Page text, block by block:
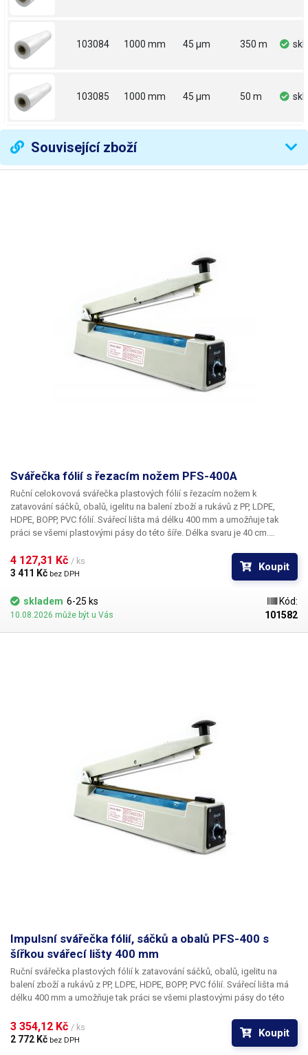
103084 1000 mm 45 µm 350 m
103085 1000 mm 45 µm 50 m
Související zboží
Svářečka fólií s řezacím nožem PFS-400A
Ruční celokovová svářečka plastových fólií s řezacím nožem k
zatavování sáčků, obalů, igelitu na balení zboží a rukávů z PP, LDPE,
HDPE, BOPP, PVC fólií. Svářecí lišta má délku 400 mm a umožňuje tak
práci se všemi plastovými pásy do této šíře. Délka svaru je 40 cm.
výrazně urychluje práci oproti svářečkám bez nože, kde je třeba
provádět dodatečný ořez mimo svářečku. Vhodné zejména pro
rukávy), které pak není třeba dodatečně stříhat. Náhradní břity najdete v
naší nabídce. U impulzních svářeček není svářecí topný drát ohříván
působí profesionálně. Svářečka je oproti verzím bez řezacího nože
celokovová a je vhodná pro vysokou pracovní zátěž.
tavné struny svářečky sice dosahuje deklarované délky, nicméně není
úplně reálné efektivně svařovat pytlíky o stejné délce. Obsluha by musela
sáček velice přesně pozicovat, aby kraje fólie byly přesně položeny na
tavné struně, což by značně navyšovalo potřebnou dobu pro svařování.
Pokud by vše nebylo přesně napozicováno, nedošlo by k řádnému
svaření okrajů a výsledný svar by nebyl vodotěsný. Navíc sáčky / rukávy
nemají vždy přesně odpovídající šířku, jakou výrobce uvádí. Může se
tedy stát, že fóliový rukáv o šířce 200mm může mít například 203mm a už
nevhodná.
4 127,31 Kč / ks
3 411 Kč bez DPH
Koupit
skladem 6-25 ks
10.08.2026 může být u Vás
Kód:
101582
Impulsní svářečka fólií, sáčků a obalů PFS-400 s
šířkou svářecí lišty 400 mm
Ruční svářečka plastových fólií k zatavování sáčků, obalů, igelitu na
balení zboží a rukávů z PP, LDPE, HDPE, BOPP, PVC fólií. Svářecí lišta má
délku 400 mm a umožňuje tak práci se všemi plastovými pásy do této
ohříván trvale, ale pouze při stlačení rukojeti. Čas ohřevu odporového
drátu nastavíte potenciometrem dle materiálu svařovaného plastu a jeho
tloušťky; vypínání je řízeno automaticky vždy přesně po uplynutí
3 354,12 Kč / ks
2 772 Kč bez DPH
Koupit